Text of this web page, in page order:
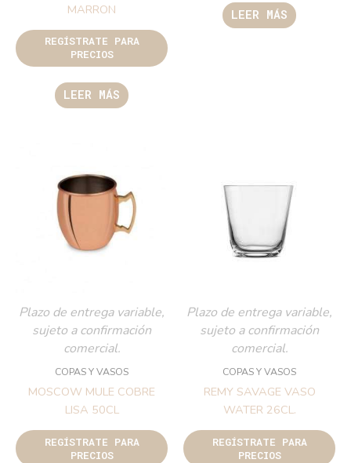
MARRON
REGÍSTRATE PARA
PRECIOS
LEER MÁS
LEER MÁS
Plazo de entrega variable,
sujeto a confirmación
comercial.
COPAS Y VASOS
MOSCOW MULE COBRE
LISA 50CL
REGÍSTRATE PARA
PRECIOS
Plazo de entrega variable,
sujeto a confirmación
comercial.
COPAS Y VASOS
REMY SAVAGE VASO
WATER 26CL.
REGÍSTRATE PARA
PRECIOS